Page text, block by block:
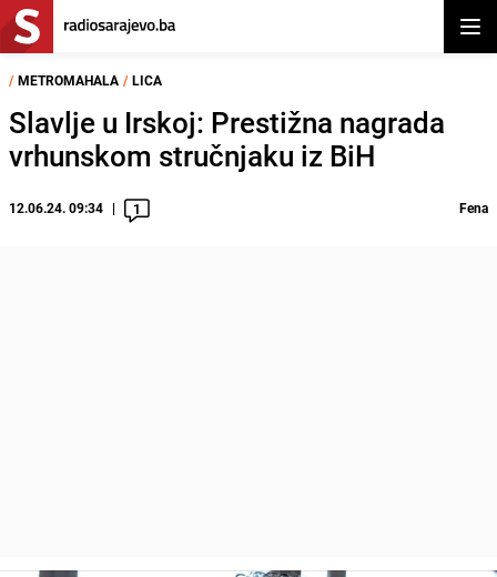
/ METROMAHALA / LICA
Slavlje u Irskoj: Prestižna nagrada
vrhunskom stručnjaku iz BiH
12.06.24. 09:34 1 Fena